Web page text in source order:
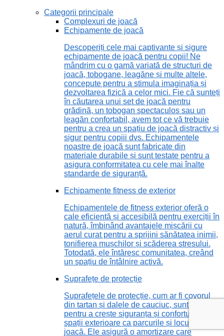
Categorii principale
Complexuri de joacă
Echipamente de joacă
Descoperiți cele mai captivante și sigure
echipamente de joacă pentru copii! Ne
mândrim cu o gamă variată de structuri de
joacă, tobogane, leagăne și multe altele,
concepute pentru a stimula imaginația și
dezvoltarea fizică a celor mici. Fie că sunteți
în căutarea unui set de joacă pentru
grădină, un tobogan spectaculos sau un
leagăn confortabil, avem tot ce vă trebuie
pentru a crea un spațiu de joacă distractiv și
sigur pentru copiii dvs. Echipamentele
noastre de joacă sunt fabricate din
materiale durabile și sunt testate pentru a
asigura conformitatea cu cele mai înalte
standarde de siguranță.
Echipamente fitness de exterior
Echipamentele de fitness exterior oferă o
cale eficientă și accesibilă pentru exerciții în
natură, îmbinând avantajele mișcării cu
aerul curat pentru a sprijini sănătatea inimii,
tonifierea mușchilor și scăderea stresului.
Totodată, ele întăresc comunitatea, creând
un spațiu de întâlnire activă.
Suprafețe de protecție
Suprafețele de protecție, cum ar fi covorul
din tartan și dalele de cauciuc, sunt vitale
pentru a crește siguranța și confortul în
spații exterioare ca parcurile și locurile de
joacă. Ele asigură o amortizare care